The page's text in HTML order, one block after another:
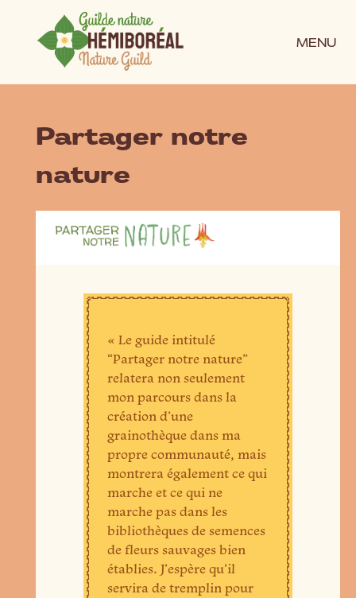
MENU
Partager notre
nature
« Le guide intitulé
“Partager notre nature”
relatera non seulement
mon parcours dans la
création d’une
grainothèque dans ma
propre communauté, mais
montrera également ce qui
marche et ce qui ne
marche pas dans les
bibliothèques de semences
de fleurs sauvages bien
établies. J’espère qu’il
servira de tremplin pour